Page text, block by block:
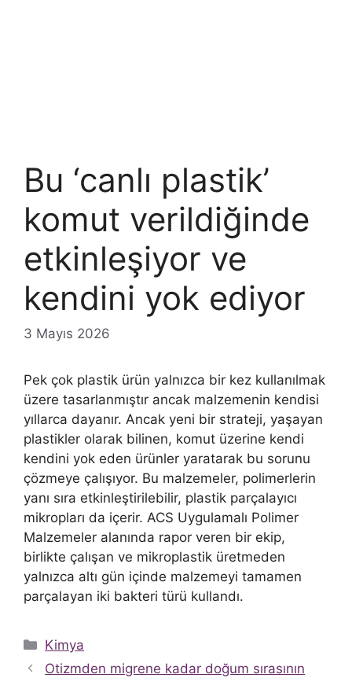
Bu ‘canlı plastik’
komut verildiğinde
etkinleşiyor ve
kendini yok ediyor
3 Mayıs 2026
Pek çok plastik ürün yalnızca bir kez kullanılmak
üzere tasarlanmıştır ancak malzemenin kendisi
yıllarca dayanır. Ancak yeni bir strateji, yaşayan
plastikler olarak bilinen, komut üzerine kendi
kendini yok eden ürünler yaratarak bu sorunu
çözmeye çalışıyor. Bu malzemeler, polimerlerin
yanı sıra etkinleştirilebilir, plastik parçalayıcı
mikropları da içerir. ACS Uygulamalı Polimer
Malzemeler alanında rapor veren bir ekip,
birlikte çalışan ve mikroplastik üretmeden
yalnızca altı gün içinde malzemeyi tamamen
parçalayan iki bakteri türü kullandı.
Kategoriler
Kimya
Otizmden migrene kadar doğum sırasının